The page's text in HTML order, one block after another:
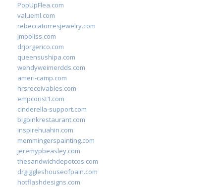
PopUpFlea.com
valueml.com
rebeccatorresjewelry.com
jmpbliss.com
drjorgerico.com
queensushipa.com
wendyweimerdds.com
ameri-camp.com
hrsreceivables.com
empconst1.com
cinderella-support.com
bigpinkrestaurant.com
inspirehuahin.com
memmingerspainting.com
jeremypbeasley.com
thesandwichdepotcos.com
drgiggleshouseofpain.com
hotflashdesigns.com